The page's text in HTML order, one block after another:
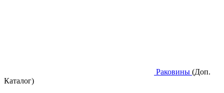
Раковины (Доп.
Каталог)